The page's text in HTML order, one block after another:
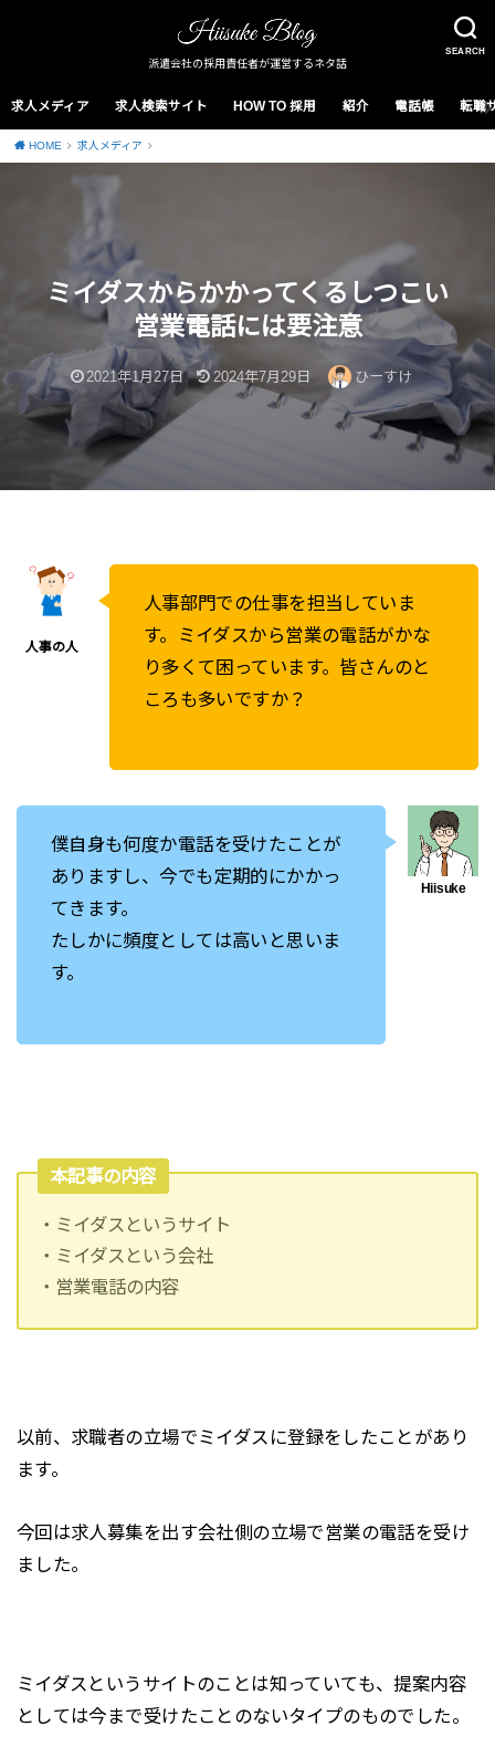
SEARCH
派遣会社の採用責任者が運営するネタ話
求人メディア 求人検索サイト HOW TO 採用 紹介 電話帳 転職
HOME 求人メディア
ミイダスからかかってくるしつこい
営業電話には要注意
2021年1月27日 2024年7月29日 ひーすけ
人事部門での仕事を担当していま
す。ミイダスから営業の電話がかな
り多くて困っています。皆さんのと
ころも多いですか？
僕自身も何度か電話を受けたことが
ありますし、今でも定期的にかかっ
てきます。
たしかに頻度としては高いと思いま
す。
本記事の内容
・ミイダスというサイト
・ミイダスという会社
・営業電話の内容
以前、求職者の立場でミイダスに登録をしたことがあり
ます。
今回は求人募集を出す会社側の立場で営業の電話を受け
ました。
ミイダスというサイトのことは知っていても、提案内容
としては今まで受けたことのないタイプのものでした。